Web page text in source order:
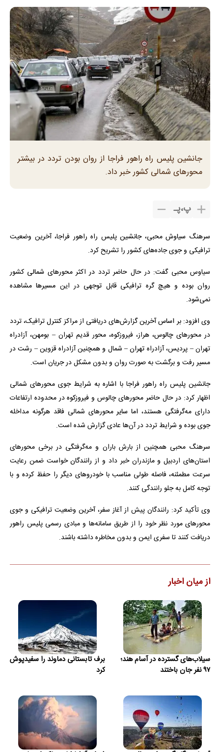
جانشین پلیس راه راهور فراجا از روان بودن تردد در بیشتر
محورهای شمالی کشور خبر داد.
پ،پـ
سرهنگ سیاوش محبی، جانشین پلیس راه راهور فراجا، آخرین وضعیت
ترافیکی و جوی جاده‌های کشور را تشریح کرد.
سیاوس محبی گفت: در حال حاضر تردد در اکثر محورهای شمالی کشور
روان بوده و هیچ گره ترافیکی قابل توجهی در این مسیرها مشاهده
نمی‌شود.
وی افزود: بر اساس آخرین گزارش‌های دریافتی از مراکز کنترل ترافیک، تردد
در محورهای چالوس، هراز، فیروزکوه، محور قدیم تهران – بومهن، آزادراه
تهران – پردیس، آزادراه تهران – شمال و همچنین آزادراه قزوین – رشت در
مسیر رفت و برگشت به صورت روان و بدون مشکل در جریان است.
جانشین پلیس راه راهور فراجا با اشاره به شرایط جوی محورهای شمالی
اظهار کرد: در حال حاضر محورهای چالوس و فیروزکوه در محدوده ارتفاعات
دارای مه‌گرفتگی هستند، اما سایر محورهای شمالی فاقد هرگونه مداخله
جوی بوده و شرایط تردد در آن‌ها عادی گزارش شده است.
سرهنگ محبی همچنین از بارش باران و مه‌گرفتگی در برخی محورهای
استان‌های اردبیل و مازندران خبر داد و از رانندگان خواست ضمن رعایت
سرعت مطمئنه، فاصله طولی مناسب با خودروهای دیگر را حفظ کرده و با
توجه کامل به جلو رانندگی کنند.
وی تأکید کرد: رانندگان پیش از آغاز سفر، آخرین وضعیت ترافیکی و جوی
محورهای مورد نظر خود را از طریق سامانه‌ها و مبادی رسمی پلیس راهور
دریافت کنند تا سفری ایمن و بدون مخاطره داشته باشند.
از میان اخبار
سیلاب‌های گسترده در آسام هند؛
۹۷ نفر جان باختند
برف تابستانی دماوند را سفیدپوش
کرد